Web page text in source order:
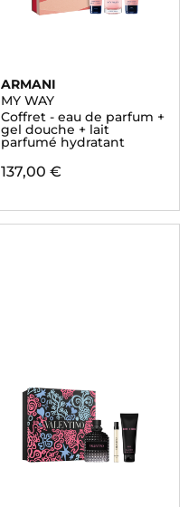
ARMANI
MY WAY
Coffret - eau de parfum +
gel douche + lait
parfumé hydratant
137,00 €